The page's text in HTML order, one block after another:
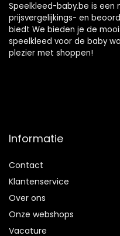
Speelkleed-baby.be is een
prijsvergelijkings- en
biedt We bieden je de
speelkleed voor de baby
plezier met shoppen!
Informatie
Contact
Klantenservice
Over ons
Onze webshops
Vacature